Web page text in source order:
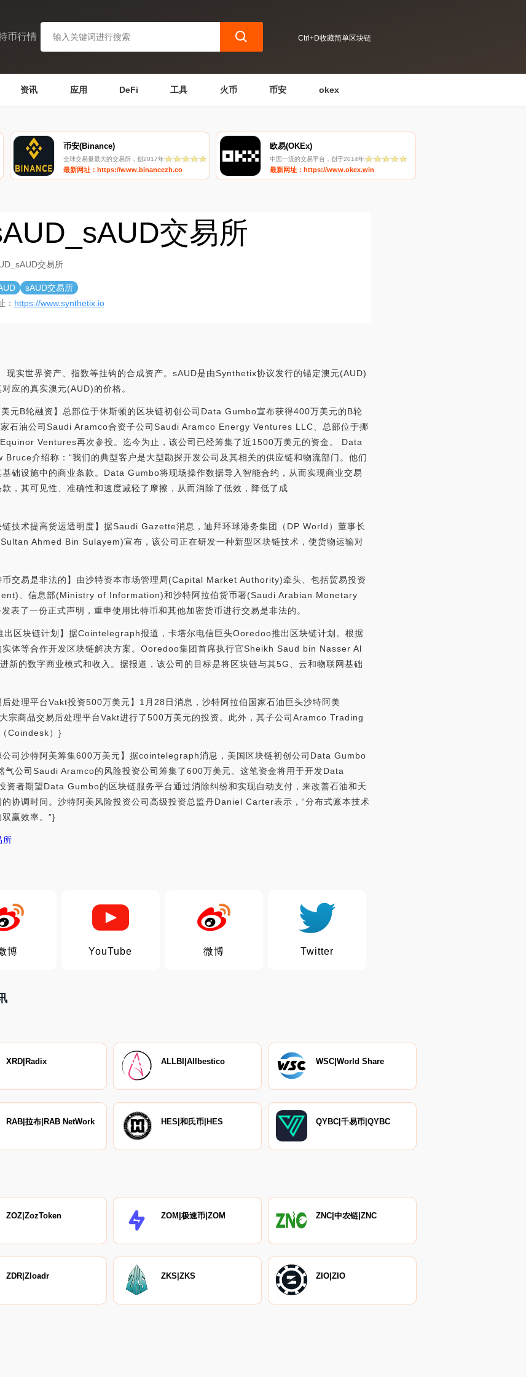
币行情 Ctrl+D收藏简单区块链
资讯 应用 DeFi 工具 火币 币安 okex
币安(Binance)
全球交易量最大的交易所，创2017年
最新网址：https://www.binancezh.co
欧易(OKEx)
中国一流的交易平台，创于2014年
最新网址：https://www.okex.win
交易所
交易所
sAUD交易所
： https://www.synthetix.io
现实世界资产、指数等挂钩的合成资产。sAUD是由Synthetix协议发行的锚定澳元(AUD)
应的真实澳元(AUD)的价格。
元B轮融资】总部位于休斯顿的区块链初创公司Data Gumbo宣布获得400万美元的B轮
石油公司Saudi Aramco合资子公司Saudi Aramco Energy Ventures LLC、总部位于挪
Ventures再次参投。迄今为止，该公司已经筹集了近1500万美元的资金。 Data
介绍称：“我们的典型客户是大型勘探开发公司及其相关的供应链和物流部门。他们
础设施中的商业条款。Data Gumbo将现场操作数据导入智能合约，从而实现商业交易
，其可见性、准确性和速度减轻了摩擦，从而消除了低效，降低了成
链技术提高货运透明度】据Saudi Gazette消息，迪拜环球港务集团（DP World）董事长
Ahmed Bin Sulayem)宣布，该公司正在研发一种新型区块链技术，使货物运输对
币交易是非法的】由沙特资本市场管理局(Capital Market Authority)牵头、包括贸易投资
、信息部(Ministry of Information)和沙特阿拉伯货币署(Saudi Arabian Monetary
表了一份正式声明，重申使用比特币和其他加密货币进行交易是非法的。
出区块链计划】据Cointelegraph报道，卡塔尔电信巨头Ooredoo推出区块链计划。根据
实体等合作开发区块链解决方案。Ooredoo集团首席执行官Sheikh Saud bin Nasser Al
新的数字商业模式和收入。据报道，该公司的目标是将区块链与其5G、云和物联网基础
后处理平台Vakt投资500万美元】1月28日消息，沙特阿拉伯国家石油巨头沙特阿美
宗商品交易后处理平台Vakt进行了500万美元的投资。此外，其子公司Aramco Trading
Coindesk）}
公司沙特阿美筹集600万美元】据cointelegraph消息，美国区块链初创公司Data Gumbo
气公司Saudi Aramco的风险投资公司筹集了600万美元。这笔资金将用于开发Data
资者期望Data Gumbo的区块链服务平台通过消除纠纷和实现自动支付，来改善石油和天
协调时间。沙特阿美风险投资公司高级投资总监丹Daniel Carter表示，“分布式账本技术
赢效率。”}
所
博 YouTube 微博 Twitter
XRD|Radix ALLBI|Allbestico WSC|World Share
RAB|拉布|RAB NetWork HES|和氏币|HES QYBC|千易币|QYBC
ZOZ|ZozToken ZOM|极速币|ZOM ZNC|中农链|ZNC
ZDR|Zloadr ZKS|ZKS ZIO|ZIO